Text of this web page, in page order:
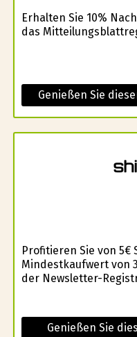
Erhalten Sie 10%
das
Genießen Sie
Profitieren Sie von 5€
Mindestkaufwert von
der Newsletter-
Genießen Sie